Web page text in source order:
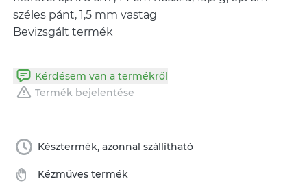
széles pánt, 1,5 mm vastag
Bevizsgált termék
Kérdésem van a termékről
Termék bejelentése
Késztermék, azonnal szállítható
Kézműves termék